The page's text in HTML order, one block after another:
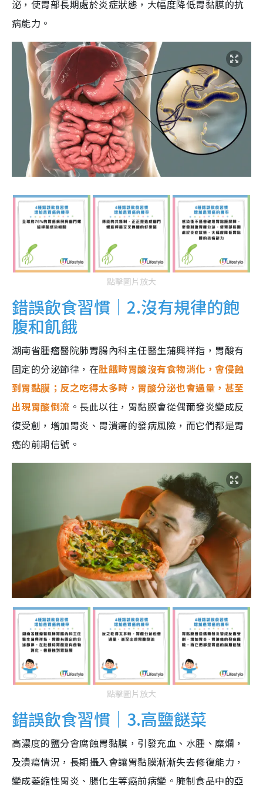
泌，使胃部長期處於炎症狀態，大幅度降低胃黏膜的抗
病能力。
點擊圖片放大
錯誤飲食習慣｜2.沒有規律的飽
腹和飢餓
湖南省腫瘤醫院肺胃腸內科主任醫生蒲興祥指，胃酸有
固定的分泌節律，在肚餓時胃酸沒有食物消化，會侵蝕
到胃黏膜；反之吃得太多時，胃酸分泌也會過量，甚至
出現胃酸倒流 。長此以往，胃黏膜會從偶爾發炎變成反
復受創，增加胃炎、胃潰瘍的發病風險，而它們都是胃
癌的前期信號。
點擊圖片放大
錯誤飲食習慣｜3.高鹽餸菜
高濃度的鹽分會腐蝕胃黏膜，引發充血、水腫、糜爛，
及潰瘍情況，長期攝入會讓胃黏膜漸漸失去修復能力，
變成萎縮性胃炎、腸化生等癌前病變。腌制食品中的亞